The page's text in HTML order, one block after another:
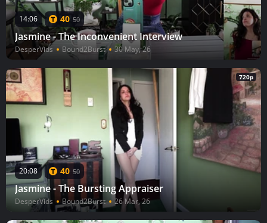
14:06 40 50
Jasmine - The Inconvenient Interview
DesperVids Bound2Burst 30 May, 26
720p
20:08 40 50
Jasmine - The Bursting Appraiser
DesperVids Bound2Burst 26 Mar, 26